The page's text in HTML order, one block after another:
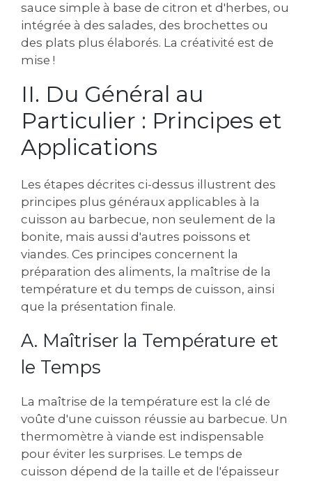
sauce simple à base de citron et d'herbes, ou
intégrée à des salades, des brochettes ou
des plats plus élaborés. La créativité est de
mise !
II. Du Général au
Particulier : Principes et
Applications
Les étapes décrites ci-dessus illustrent des
principes plus généraux applicables à la
cuisson au barbecue, non seulement de la
bonite, mais aussi d'autres poissons et
viandes. Ces principes concernent la
préparation des aliments, la maîtrise de la
température et du temps de cuisson, ainsi
que la présentation finale.
A. Maîtriser la Température et
le Temps
La maîtrise de la température est la clé de
voûte d'une cuisson réussie au barbecue. Un
thermomètre à viande est indispensable
pour éviter les surprises. Le temps de
cuisson dépend de la taille et de l'épaisseur